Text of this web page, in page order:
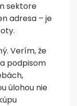
sektore
adresa – je
Verím, že
podpisom
úlohou nie